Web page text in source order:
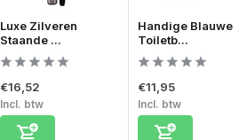
Luxe Zilveren
Staande ...
€16,52
Incl. btw
Handige Blauwe
Toiletb...
€11,95
Incl. btw